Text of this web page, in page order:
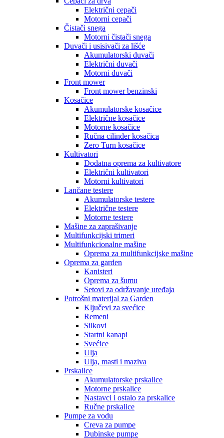
Električni cepači
Motorni cepači
Čistači snega
Motorni čistači snega
Duvači i usisivači za lišće
Akumulatorski duvači
Električni duvači
Motorni duvači
Front mower
Front mower benzinski
Kosačice
Akumulatorske kosačice
Električne kosačice
Motorne kosačice
Ručna cilinder kosačica
Zero Turn kosačice
Kultivatori
Dodatna oprema za kultivatore
Električni kultivatori
Motorni kultivatori
Lančane testere
Akumulatorske testere
Električne testere
Motorne testere
Mašine za zaprašivanje
Multifunkcijski trimeri
Multifunkcionalne mašine
Oprema za multifunkcijske mašine
Oprema za garden
Kanisteri
Oprema za šumu
Setovi za održavanje uređaja
Potrošni materijal za Garden
Ključevi za svećice
Remeni
Silkovi
Startni kanapi
Svećice
Ulja
Ulja, masti i maziva
Prskalice
Akumulatorske prskalice
Motorne prskalice
Nastavci i ostalo za prskalice
Ručne prskalice
Pumpe za vodu
Creva za pumpe
Dubinske pumpe